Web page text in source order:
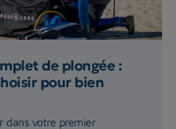
de plongée :
pour bien
dans votre premier